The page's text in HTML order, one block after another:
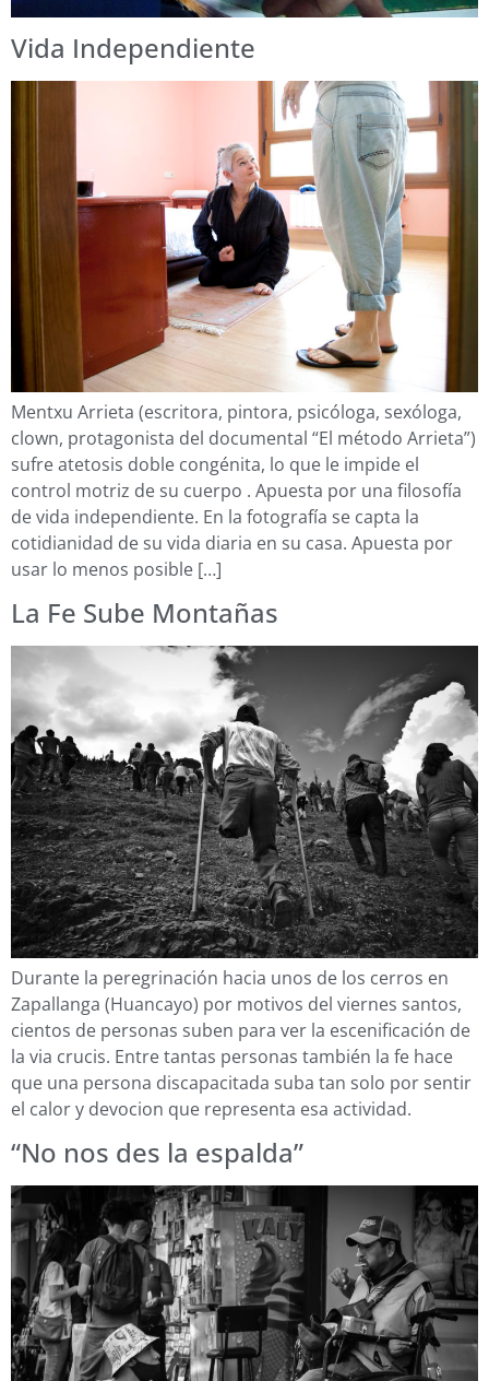
Vida Independiente
Mentxu Arrieta (escritora, pintora, psicóloga, sexóloga,
clown, protagonista del documental “El método Arrieta”)
sufre atetosis doble congénita, lo que le impide el
control motriz de su cuerpo . Apuesta por una filosofía
de vida independiente. En la fotografía se capta la
cotidianidad de su vida diaria en su casa. Apuesta por
usar lo menos posible […]
La Fe Sube Montañas
Durante la peregrinación hacia unos de los cerros en
Zapallanga (Huancayo) por motivos del viernes santos,
cientos de personas suben para ver la escenificación de
la via crucis. Entre tantas personas también la fe hace
que una persona discapacitada suba tan solo por sentir
el calor y devocion que representa esa actividad.
“No nos des la espalda”